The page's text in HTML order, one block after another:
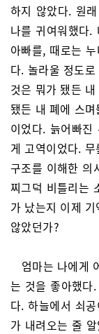
하지 않았다. 원
나를 귀여워했다.
아빠를, 때로는
다. 놀라울 정도
것은 뭐가 됐든
됐든 내 폐에 스
이었다. 늙어빠
게 고역이었다.
구조를 이해한 의
찌그덕 비틀리는
가 났는지 이제
않았던가?
엄마는 나에게
는 것을 좋아했다
다. 하늘에서 쇠
가 내려오는 줄